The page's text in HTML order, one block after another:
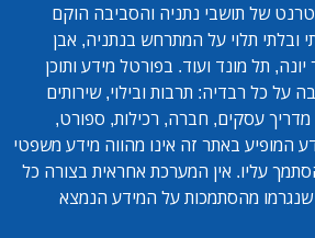
של תושבי נתניה והסביבה הוקם
ובלתי תלוי על המתרחש בנתניה, אבן
תל מונד ועוד. בפורטל מידע ותוכן
על כל רבדיה: תרבות ובילוי, שירותים
מדריך עסקים, חברה, רכילות, ספורט,
המופיע באתר זה אינו מהווה מידע משפטי
עליו. אין המערכת אחראית בצורה כל
מהסתמכות על המידע הנמצא